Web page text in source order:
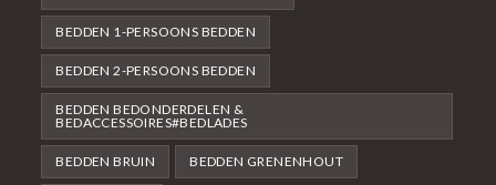
BEDDEN 1-PERSOONS BEDDEN
BEDDEN 2-PERSOONS BEDDEN
BEDDEN BEDONDERDELEN &
BEDACCESSOIRES#BEDLADES
BEDDEN BRUIN BEDDEN GRENENHOUT